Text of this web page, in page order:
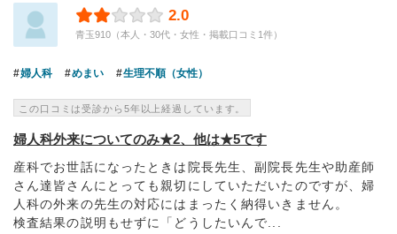
2.0
青玉910（本人・30代・女性・掲載口コミ1件）
婦人科 めまい 生理不順（女性）
この口コミは受診から5年以上経過しています。
婦人科外来についてのみ★2、他は★5です
産科でお世話になったときは院長先生、副院長先生や助産師
さん達皆さんにとっても親切にしていただいたのですが、婦
人科の外来の先生の対応にはまったく納得いきません。
検査結果の説明もせずに「どうしたいんで...